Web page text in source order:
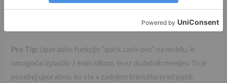
multiplierja in indikator pasti. Vse funkcije, vključno z
avtomatskim načinom (autoplay), delujejo brez zakasnitve.
Pro Tip: Uporabite funkcijo “quick cash‑out” na mobilu, ki
omogoča izplačilo z enim klikom, brez dodatnih menijev. To je
posebej uporabno, ko ste v zadnjem trenutku pred pasti.